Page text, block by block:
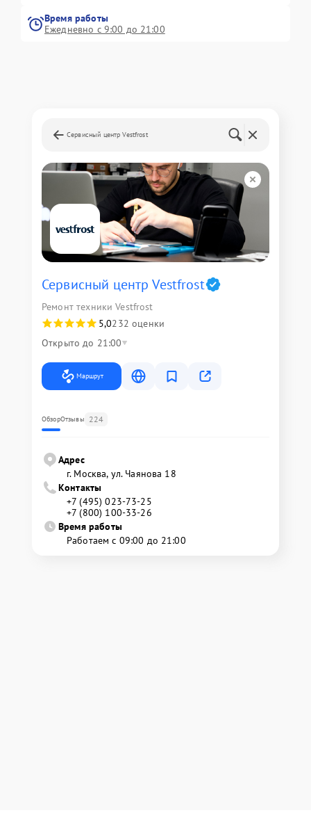
Время работы
Ежедневно с 9:00 до 21:00
Сервисный центр Vestfrost
Сервисный центр Vestfrost
Ремонт техники Vestfrost
5,0232 оценки
Открыто до 21:00
Маршрут
ОбзорОтзывы 224
Адрес
г. Москва, ул. Чаянова 18
Контакты
+7 (495) 023-73-25
+7 (800) 100-33-26
Время работы
Работаем с 09:00 до 21:00